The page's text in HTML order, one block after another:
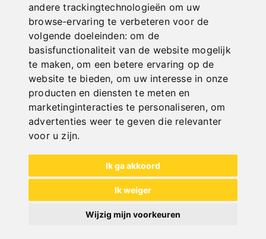
andere trackingtechnologieën om uw
browse-ervaring te verbeteren voor de
volgende doeleinden:om de
basisfunctionaliteit van de website mogelijk
te maken,om een betere ervaring op de
website te bieden, om uw interesse in onze
producten en diensten te meten en
marketinginteracties te personaliseren,om
advertenties weer te geven die relevanter
voor u zijn.
Ik ga akkoord
Ik weiger
Wijzig mijn voorkeuren
MESSERSATZ FÜR HSB 2000 X 6
Art. No. : 06-63262
€ 948,00
incl. 20% VAT